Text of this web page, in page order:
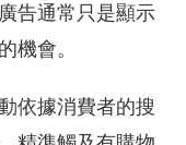
告通常只是顯示
機會。
依據消費者的搜